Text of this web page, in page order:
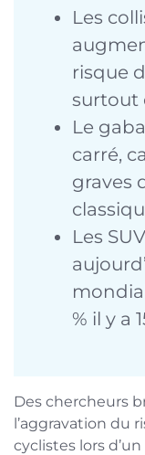
Les
risque
surtout
Le
carré,
graves
Les
% il y a
Des chercheurs
l’aggravation du
cyclistes lors